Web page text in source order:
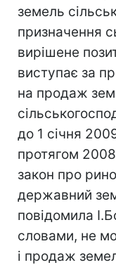
земель
призначення
вирішене
виступає за
на продаж
до 1 січня
протягом
закон про
державний
повідомила
словами, не
і продаж